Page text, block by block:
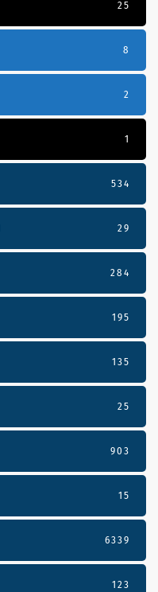
25
8
2
1
534
29
284
195
135
25
903
15
6339
123